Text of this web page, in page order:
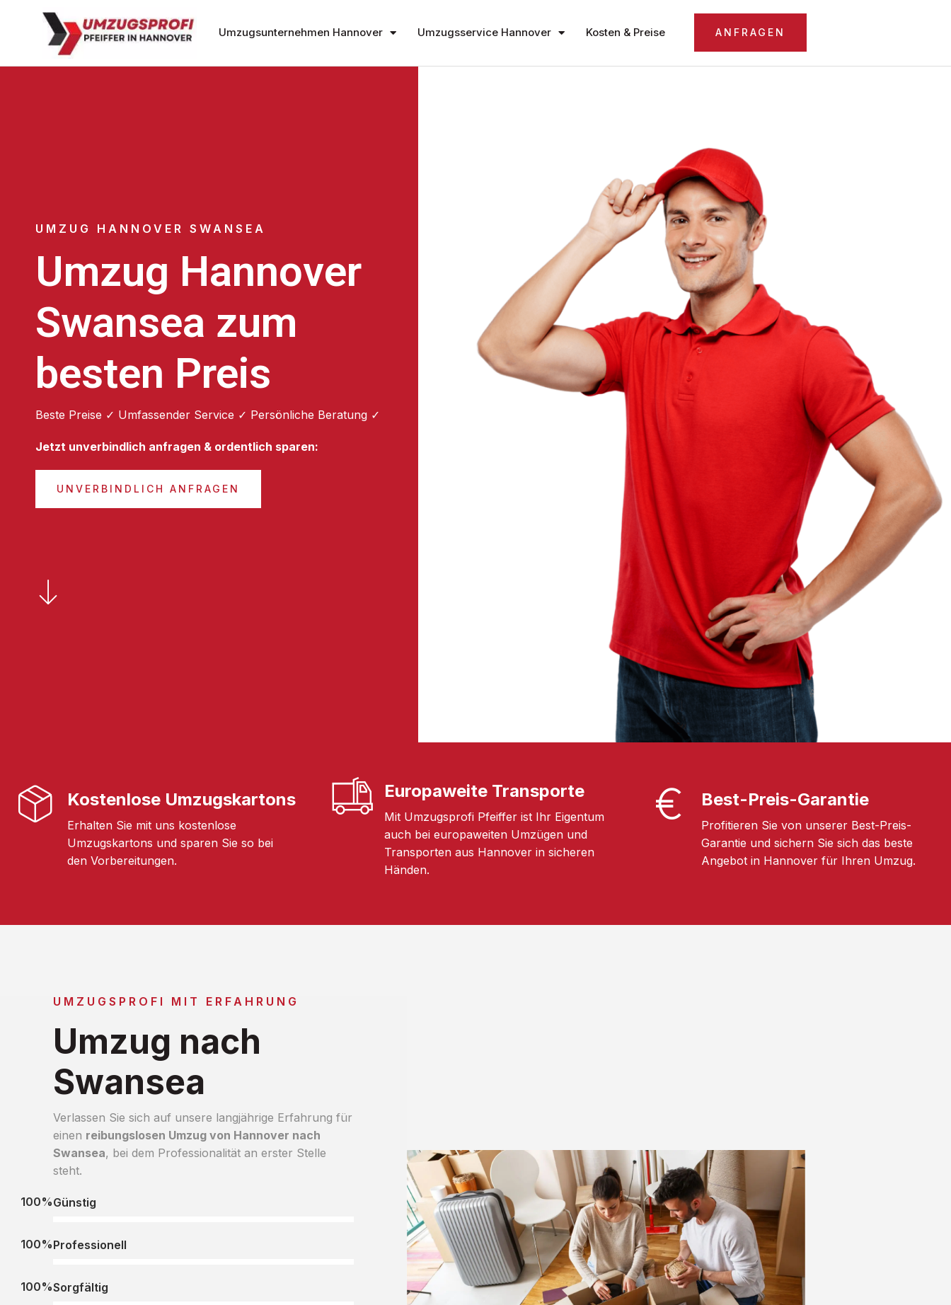
Umzugsunternehmen Hannover Umzugsservice Hannover Kosten & Preise ANFRAGEN
UMZUG HANNOVER SWANSEA
Umzug Hannover
Swansea zum
besten Preis
Beste Preise ✓ Umfassender Service ✓ Persönliche Beratung ✓
Jetzt unverbindlich anfragen & ordentlich sparen:
UNVERBINDLICH ANFRAGEN
Kostenlose Umzugskartons
Erhalten Sie mit uns kostenlose
Umzugskartons und sparen Sie so bei
den Vorbereitungen.
Europaweite Transporte
Mit Umzugsprofi Pfeiffer ist Ihr Eigentum
auch bei europaweiten Umzügen und
Transporten aus Hannover in sicheren
Händen.
Best-Preis-Garantie
Profitieren Sie von unserer Best-Preis-
Garantie und sichern Sie sich das beste
Angebot in Hannover für Ihren Umzug.
UMZUGSPROFI MIT ERFAHRUNG
Umzug nach
Swansea
Verlassen Sie sich auf unsere langjährige Erfahrung für
einen reibungslosen Umzug von Hannover nach
Swansea, bei dem Professionalität an erster Stelle
steht.
Günstig
100%
Professionell
100%
Sorgfältig
100%